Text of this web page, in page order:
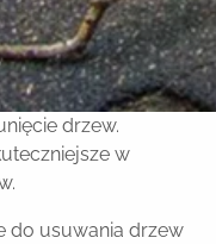
drzew.
w
do usuwania drzew